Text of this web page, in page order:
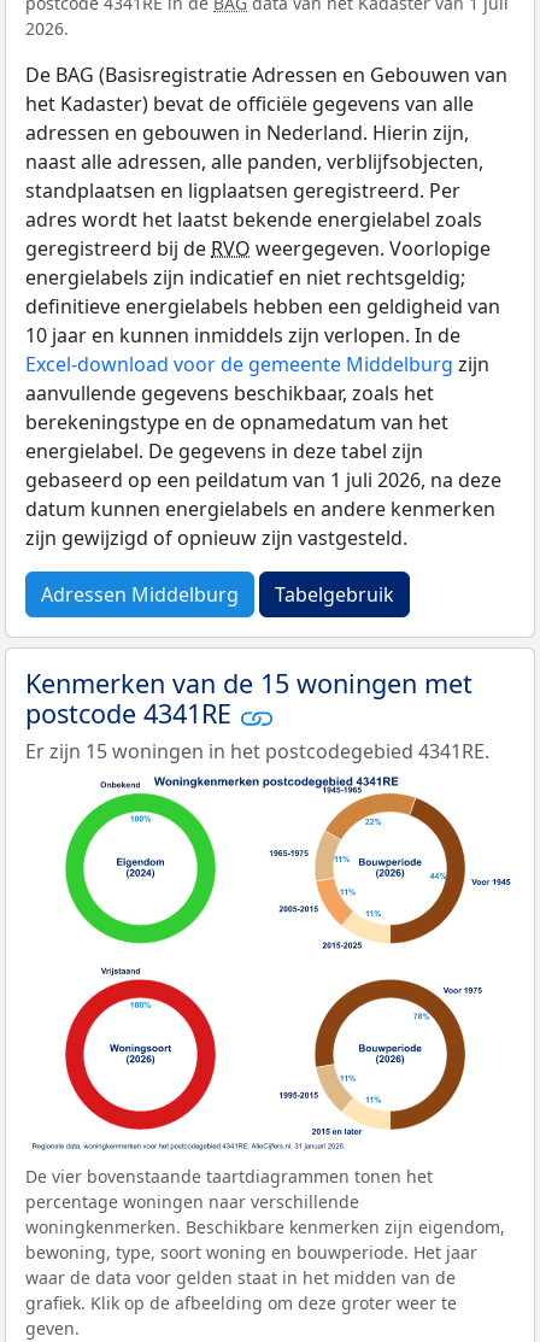
2026.
De BAG (Basisregistratie Adressen en Gebouwen van
het Kadaster) bevat de officiële gegevens van alle
adressen en gebouwen in Nederland. Hierin zijn,
naast alle adressen, alle panden, verblijfsobjecten,
standplaatsen en ligplaatsen geregistreerd. Per
adres wordt het laatst bekende energielabel zoals
geregistreerd bij de RVO weergegeven. Voorlopige
energielabels zijn indicatief en niet rechtsgeldig;
definitieve energielabels hebben een geldigheid van
10 jaar en kunnen inmiddels zijn verlopen. In de
Excel-download voor de gemeente Middelburg zijn
aanvullende gegevens beschikbaar, zoals het
berekeningstype en de opnamedatum van het
energielabel. De gegevens in deze tabel zijn
gebaseerd op een peildatum van 1 juli 2026, na deze
datum kunnen energielabels en andere kenmerken
zijn gewijzigd of opnieuw zijn vastgesteld.
Adressen Middelburg Tabelgebruik
Kenmerken van de 15 woningen met
postcode 4341RE
Er zijn 15 woningen in het postcodegebied 4341RE.
De vier bovenstaande taartdiagrammen tonen het
percentage woningen naar verschillende
woningkenmerken. Beschikbare kenmerken zijn eigendom,
bewoning, type, soort woning en bouwperiode. Het jaar
waar de data voor gelden staat in het midden van de
grafiek. Klik op de afbeelding om deze groter weer te
geven.